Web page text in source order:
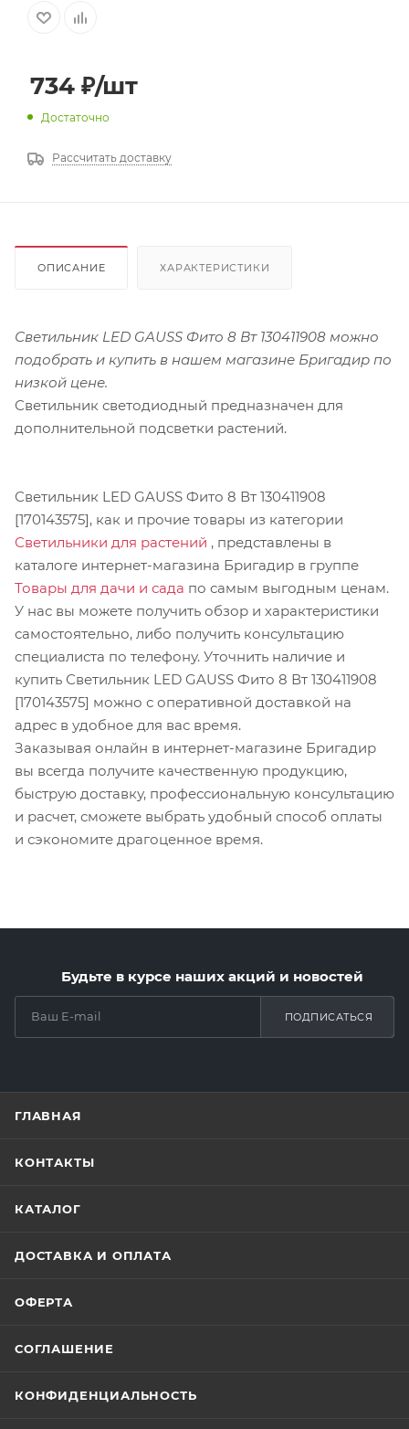
734 ₽/шт
Достаточно
Рассчитать доставку
ОПИСАНИЕ ХАРАКТЕРИСТИКИ
Светильник LED GAUSS Фито 8 Вт 130411908 можно
подобрать и купить в нашем магазине Бригадир по
низкой цене.
Светильник светодиодный предназначен для
дополнительной подсветки растений.
Светильник LED GAUSS Фито 8 Вт 130411908
[170143575], как и прочие товары из категории
Светильники для растений , представлены в
каталоге интернет-магазина Бригадир в группе
Товары для дачи и сада по самым выгодным ценам.
У нас вы можете получить обзор и характеристики
самостоятельно, либо получить консультацию
специалиста по телефону. Уточнить наличие и
купить Светильник LED GAUSS Фито 8 Вт 130411908
[170143575] можно с оперативной доставкой на
адрес в удобное для вас время.
Заказывая онлайн в интернет-магазине Бригадир
вы всегда получите качественную продукцию,
быструю доставку, профессиональную консультацию
и расчет, сможете выбрать удобный способ оплаты
и сэкономите драгоценное время.
Будьте в курсе наших акций и новостей
ПОДПИСАТЬСЯ
ГЛАВНАЯ
КОНТАКТЫ
КАТАЛОГ
ДОСТАВКА И ОПЛАТА
ОФЕРТА
СОГЛАШЕНИЕ
КОНФИДЕНЦИАЛЬНОСТЬ